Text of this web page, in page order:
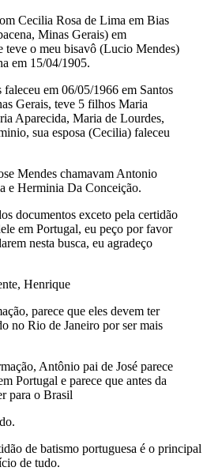
Cecilia Rosa de Lima em Bias
Minas Gerais) em
teve o meu bisavô (Lucio Mendes)
em 15/04/1905.
faleceu em 06/05/1966 em Santos
Gerais, teve 5 filhos Maria
Aparecida, Maria de Lourdes,
sua esposa (Cecilia) faleceu
Mendes chamavam Antonio
e Herminia Da Conceição.
documentos exceto pela certidão
em Portugal, eu peço por favor
nesta busca, eu agradeço
Henrique
parece que eles devem ter
no Rio de Janeiro por ser mais
Antônio pai de José parece
Portugal e parece que antes da
para o Brasil
de batismo portuguesa é o principal
de tudo.